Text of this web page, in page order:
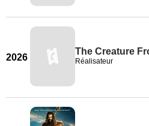
2026
The Creature
Réalisateur